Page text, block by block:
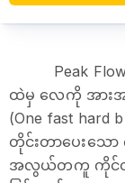
Peak
ထဲမှ လေကို အား
(One fast
တိုင်းတာပေးသေ
အလွယ်တကူ ကိုင်တွ